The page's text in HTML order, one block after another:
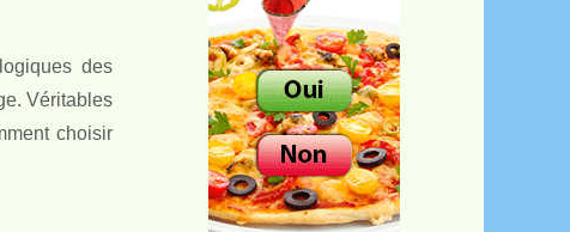
des
Véritables
choisir